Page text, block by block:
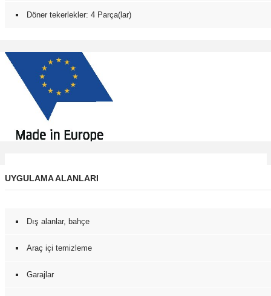
Döner tekerlekler: 4 Parça(lar)
UYGULAMA ALANLARI
Dış alanlar, bahçe
Araç içi temizleme
Garajlar